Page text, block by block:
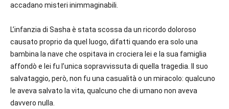
accadano misteri inimmaginabili.
L’infanzia di Sasha è stata scossa da un ricordo doloroso
causato proprio da quel luogo, difatti quando era solo una
bambina la nave che ospitava in crociera lei e la sua famiglia
affondò e lei fu l’unica sopravvissuta di quella tragedia. Il suo
salvataggio, però, non fu una casualità o un miracolo: qualcuno
le aveva salvato la vita, qualcuno che di umano non aveva
davvero nulla.